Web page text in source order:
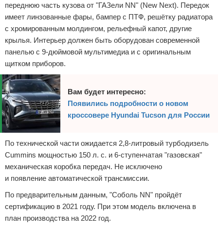
переднюю часть кузова от "ГАЗели NN" (New Next). Передок
имеет линзованные фары, бампер с ПТФ, решётку радиатора
с хромированным молдингом, рельефный капот, другие
крылья. Интерьер должен быть оборудован современной
панелью с 9-дюймовой мультимедиа и с оригинальным
щитком приборов.
Вам будет интересно:
Появились подробности о новом
кроссовере Hyundai Tucson для России
По технической части ожидается 2,8-литровый турбодизель
Cummins мощностью 150 л. с. и 6-ступенчатая "газовская"
механическая коробка передач. Не исключено
и появление автоматической трансмиссии.
По предварительным данным, "Соболь NN" пройдёт
сертификацию в 2021 году. При этом модель включена в
план производства на 2022 год.